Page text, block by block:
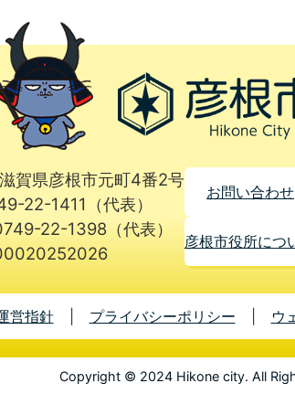
賀県彦根市元町4番2号
22-1411（代表）
22-1398（代表）
お問い合わせ
彦根市役所につ
営指針 プライバシーポリシー ウ
Copyright © 2024 Hikone city. All